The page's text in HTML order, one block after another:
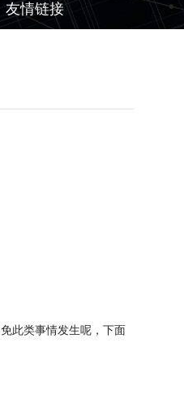
友情链接
此类事情发生呢，下面